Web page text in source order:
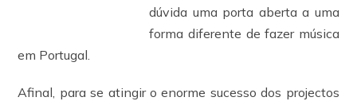
dúvida uma porta aberta a uma
forma diferente de fazer música
em Portugal.
Afinal, para se atingir o enorme sucesso dos projectos